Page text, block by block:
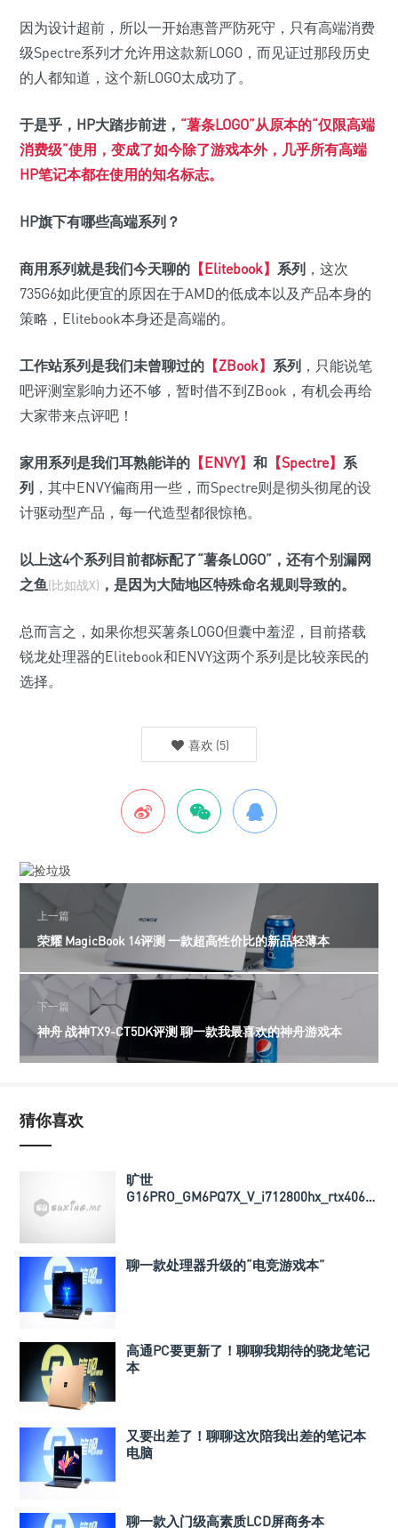
因为设计超前，所以一开始惠普严防死守，只有高端消费
级Spectre系列才允许用这款新LOGO，而见证过那段历史
的人都知道，这个新LOGO太成功了。
于是乎，HP大踏步前进， “薯条LOGO”从原本的“仅限高端
消费级”使用，变成了如今除了游戏本外，几乎所有高端
HP笔记本都在使用的知名标志。
HP旗下有哪些高端系列？
商用系列就是我们今天聊的 【Elitebook】 系列 ，这次
735G6如此便宜的原因在于AMD的低成本以及产品本身的
策略，Elitebook本身还是高端的。
工作站系列是我们未曾聊过的 【ZBook】 系列 ，只能说笔
吧评测室影响力还不够，暂时借不到ZBook，有机会再给
大家带来点评吧！
家用系列是我们耳熟能详的 【ENVY】 和 【Spectre】 系
列 ，其中ENVY偏商用一些，而Spectre则是彻头彻尾的设
计驱动型产品，每一代造型都很惊艳。
以上这4个系列目前都标配了“薯条LOGO”，还有个别漏网
之鱼(比如战X) ，是因为大陆地区特殊命名规则导致的。
总而言之，如果你想买薯条LOGO但囊中羞涩，目前搭载
锐龙处理器的Elitebook和ENVY这两个系列是比较亲民的
选择。
喜欢 (5)
上一篇
荣耀 MagicBook 14评测 一款超高性价比的新品轻薄本
下一篇
神舟 战神TX9-CT5DK评测 聊一款我最喜欢的神舟游戏本
猜你喜欢
旷世
G16PRO_GM6PQ7X_V_i712800hx_rtx4060_
聊一款处理器升级的“电竞游戏本”
高通PC要更新了！聊聊我期待的骁龙笔记
本
又要出差了！聊聊这次陪我出差的笔记本
电脑
聊一款入门级高素质LCD屏商务本